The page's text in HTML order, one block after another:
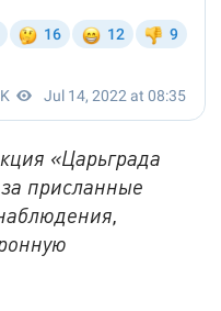
«Царьграда
присланные